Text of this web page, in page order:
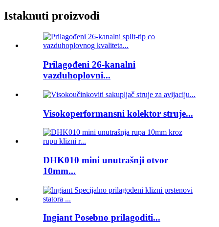
Istaknuti proizvodi
Prilagođeni 26-kanalni
vazduhoplovni...
Visokoperformansni kolektor struje...
DHK010 mini unutrašnji otvor
10mm...
Ingiant Posebno prilagoditi...